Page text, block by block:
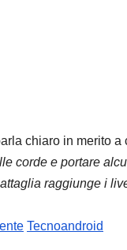
chiaro in merito a
corde e portare
raggiunge i
Tecnoandroid